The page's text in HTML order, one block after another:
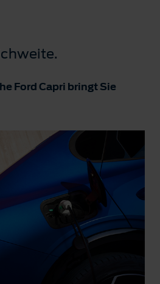
Ford Capri bringt Sie